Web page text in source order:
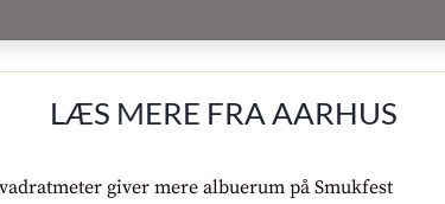
LÆS MERE FRA AARHUS